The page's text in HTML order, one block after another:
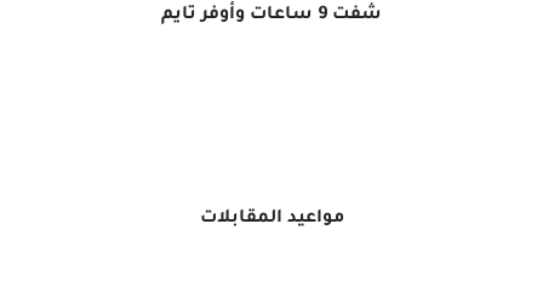
شفت 9 ساعات وأوفر تايم
مواعيد المقابلات